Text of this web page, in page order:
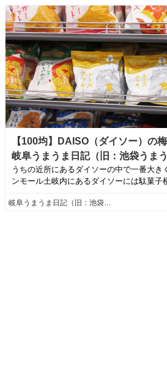
【100均】DAISO（ダイソー）の
岐阜うまうま日記（旧：池袋うまう
うちの近所にあるダイソーの中で一番大き
ンモール土岐内にあるダイソーには駄菓子
岐阜うまうま日記（旧：池袋うまうま日記。）